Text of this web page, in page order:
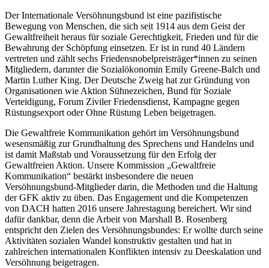
Der Internationale Versöhnungsbund ist eine pazifistische
Bewegung von Menschen, die sich seit 1914 aus dem Geist der
Gewaltfreiheit heraus für soziale Gerechtigkeit, Frieden und für die
Bewahrung der Schöpfung einsetzen. Er ist in rund 40 Ländern
vertreten und zählt sechs Friedensnobelpreisträger*innen zu seinen
Mitgliedern, darunter die Sozialökonomin Emily Greene-Balch und
Martin Luther King. Der Deutsche Zweig hat zur Gründung von
Organisationen wie Aktion Sühnezeichen, Bund für Soziale
Verteidigung, Forum Ziviler Friedensdienst, Kampagne gegen
Rüstungsexport oder Ohne Rüstung Leben beigetragen.
Die Gewaltfreie Kommunikation gehört im Versöhnungsbund
wesensmäßig zur Grundhaltung des Sprechens und Handelns und
ist damit Maßstab und Voraussetzung für den Erfolg der
Gewaltfreien Aktion. Unsere Kommission „Gewaltfreie
Kommunikation“ bestärkt insbesondere die neuen
Versöhnungsbund-Mitglieder darin, die Methoden und die Haltung
der GFK aktiv zu üben. Das Engagement und die Kompetenzen
von DACH hatten 2016 unsere Jahrestagung bereichert. Wir sind
dafür dankbar, denn die Arbeit von Marshall B. Rosenberg
entspricht den Zielen des Versöhnungsbundes: Er wollte durch seine
Aktivitäten sozialen Wandel konstruktiv gestalten und hat in
zahlreichen internationalen Konflikten intensiv zu Deeskalation und
Versöhnung beigetragen.